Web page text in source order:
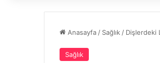
Anasayfa / Sağlık / Dişlerdeki
Sağlık